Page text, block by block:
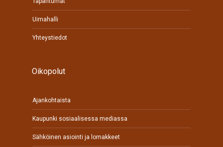
Uimahalli
Yhteystiedot
Oikopolut
Ajankohtaista
Kaupunki sosiaalisessa mediassa
Sähköinen asiointi ja lomakkeet